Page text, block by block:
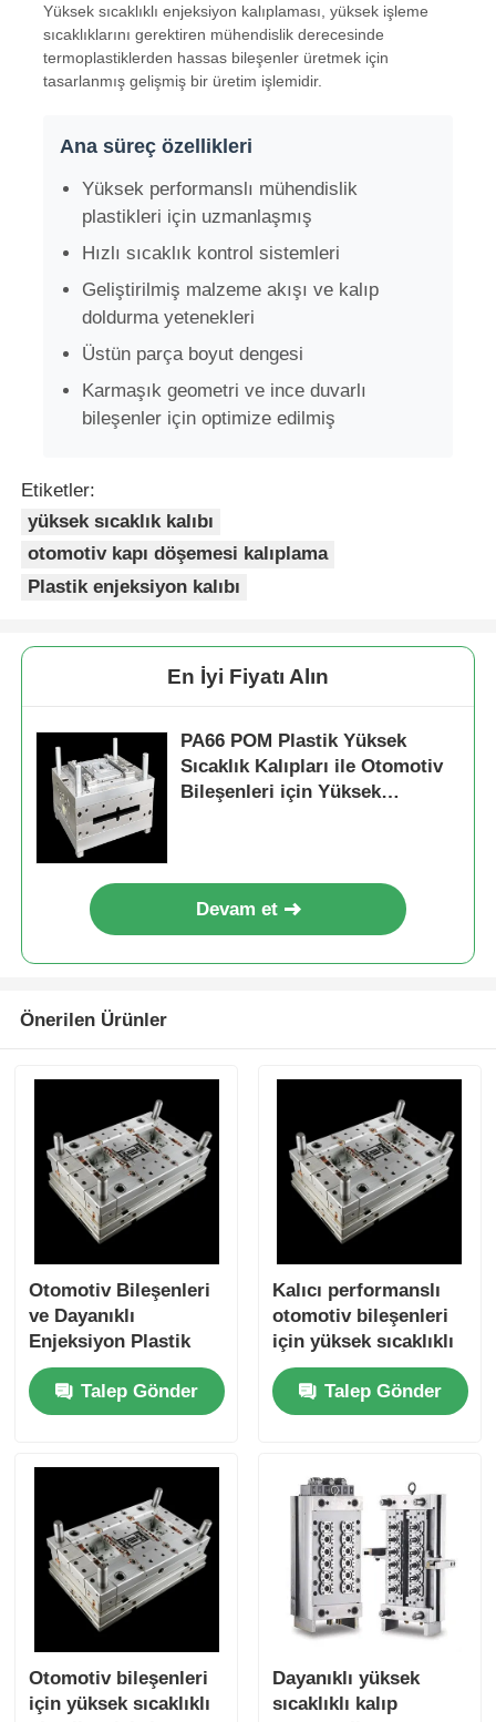
Ana sayfa
Ürünler
Hakkımızda
Fabrika turu
Kalite kontrol
Teklif isteği
Araba Parçaları Kalıp
Plastik Otomobil Parçaları Kalıbı
Otomotiv enjeksiyon kalıbı
Tıbbi Enjeksiyon Kalıplaması
Çoklu boşluklu Enjeksiyon Kalıplaması
Elektronik Enjeksiyon Kalıplama
Yüksek Sıcaklık Enjeksiyon Kalıplama
Yüksek sıcaklıklı enjeksiyon kalıplaması, yüksek işleme
sıcaklıklarını gerektiren mühendislik derecesinde
termoplastiklerden hassas bileşenler üretmek için
tasarlanmış gelişmiş bir üretim işlemidir.
Ana süreç özellikleri
Yüksek performanslı mühendislik
plastikleri için uzmanlaşmış
Hızlı sıcaklık kontrol sistemleri
Geliştirilmiş malzeme akışı ve kalıp
doldurma yetenekleri
Üstün parça boyut dengesi
Karmaşık geometri ve ince duvarlı
bileşenler için optimize edilmiş
Etiketler:
yüksek sıcaklık kalıbı
otomotiv kapı döşemesi kalıplama
Plastik enjeksiyon kalıbı
En İyi Fiyatı Alın
PA66 POM Plastik Yüksek
Sıcaklık Kalıpları ile Otomotiv
Bileşenleri için Yüksek
Devam et
Önerilen Ürünler
Otomotiv Bileşenleri
ve Dayanıklı
Enjeksiyon Plastik
Ürünler için Yüksek
Sıcaklık Plastik
Enjeksiyon Kalıplama
Talep Gönder
Kalıcı performanslı
otomotiv bileşenleri
için yüksek sıcaklıklı
plastik enjeksiyon
kalıplamasıTalep Gönder
Otomotiv bileşenleri
için yüksek sıcaklıklı
Dayanıklı yüksek
sıcaklıklı kalıp